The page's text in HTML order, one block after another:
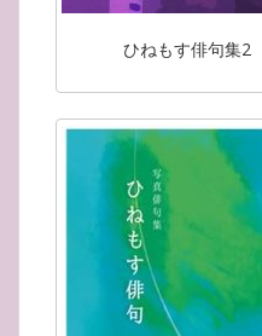
ひねもす俳句集2